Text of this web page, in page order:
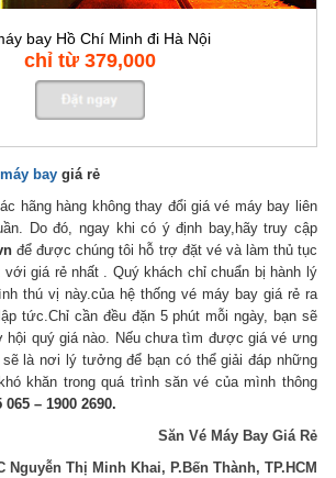
bay Hồ Chí Minh đi Hà Nội
chỉ từ 379,000
bay giá rẻ
hãng hàng không thay đổi giá vé máy bay liên
Do đó, ngay khi có ý định bay,hãy truy cập
để được chúng tôi hỗ trợ đặt vé và làm thủ tục
giá rẻ nhất . Quý khách chỉ chuẩn bị hành lý
thú vị này.của hệ thống vé máy bay giá rẻ ra
tức.Chỉ cần đều đặn 5 phút mỗi ngày, bạn sẽ
hội quý giá nào. Nếu chưa tìm được giá vé ưng
là nơi lý tưởng để bạn có thể giải đáp những
khăn trong quá trình săn vé của mình thông
065 – 1900 2690.
Săn Vé Máy Bay Giá Rẻ
Nguyễn Thị Minh Khai, P.Bến Thành, TP.HCM